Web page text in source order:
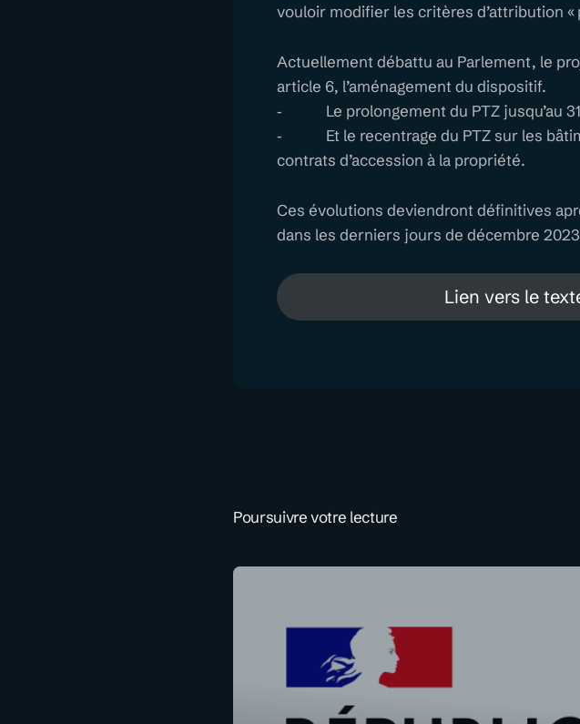
vouloir modifier les critères d’attribution
Actuellement débattu au Parlement, le
article 6, l’aménagement du dispositif.
⁃ Le prolongement du PTZ jusqu’au 31
⁃ Et le recentrage du PTZ sur les
contrats d’accession à la propriété.
Ces évolutions deviendront définitives
dans les derniers jours de décembre
Lien vers le
Poursuivre votre lecture